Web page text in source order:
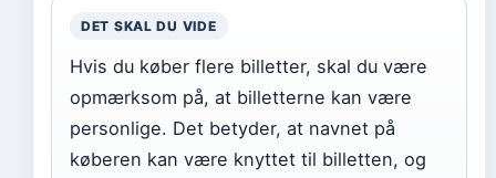
DET SKAL DU VIDE
Hvis du køber flere billetter, skal du være
opmærksom på, at billetterne kan være
personlige. Det betyder, at navnet på
køberen kan være knyttet til billetten, og